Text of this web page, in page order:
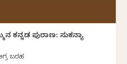
ಕನ್ನಡ ಪುರಾಣ: ಸುಕನ್ಯಾ
ಬರಹ